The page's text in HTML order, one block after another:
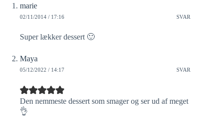
marie
02/11/2014 / 17:16 SVAR
Super lækker dessert 🙂
Maya
05/12/2022 / 14:17 SVAR
Den nemmeste dessert som smager og ser ud af meget
👌